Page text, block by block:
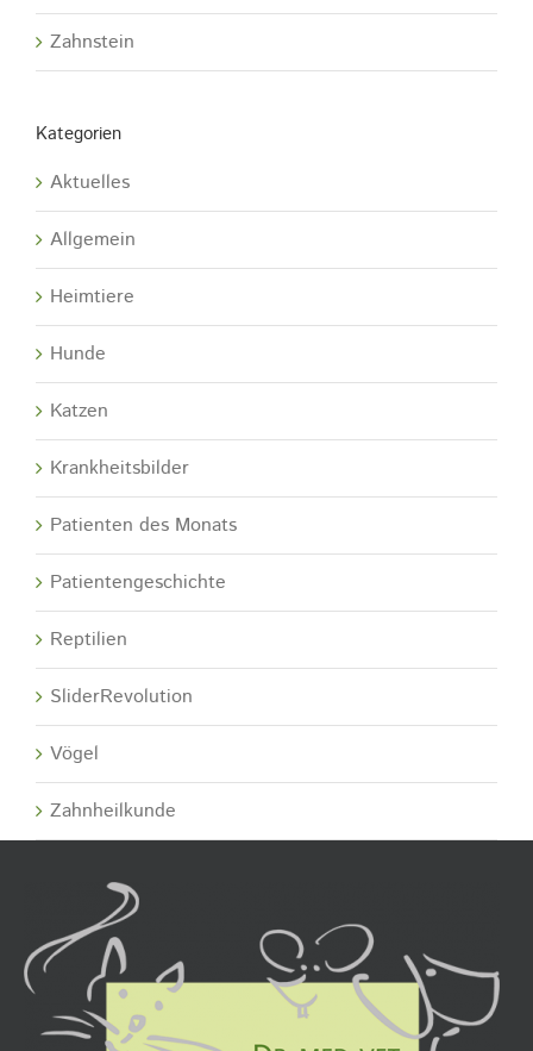
Zahnstein
Kategorien
Aktuelles
Allgemein
Heimtiere
Hunde
Katzen
Krankheitsbilder
Patienten des Monats
Patientengeschichte
Reptilien
SliderRevolution
Vögel
Zahnheilkunde